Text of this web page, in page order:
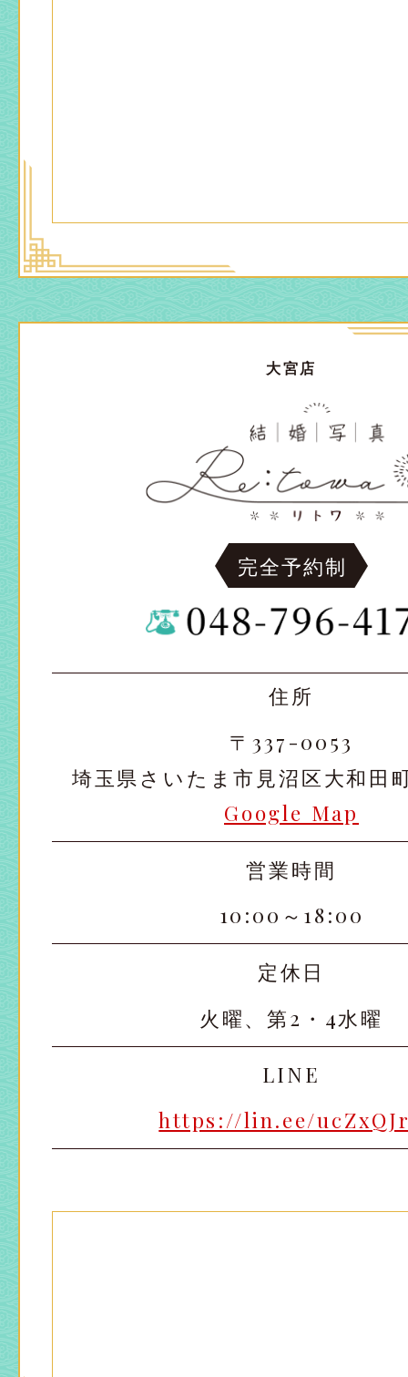
大宮店
完全予約制
住所
〒337-0053
埼玉県さいたま市見沼区大和田
Google Map
営業時間
10:00～18:00
定休日
火曜、第2・4水曜
LINE
https://lin.ee/